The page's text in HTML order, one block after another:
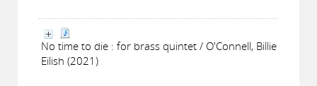
No time to die : for brass quintet / O'Connell, Billie
Eilish (2021)